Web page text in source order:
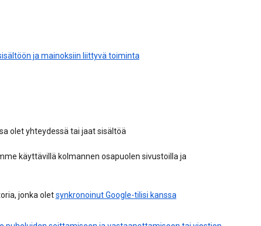
ja mainoksiin liittyvä toiminta
olet yhteydessä tai jaat sisältöä
käyttävillä kolmannen osapuolen sivustoilla ja
jonka oletsynkronoinut Google-tilisi kanssa